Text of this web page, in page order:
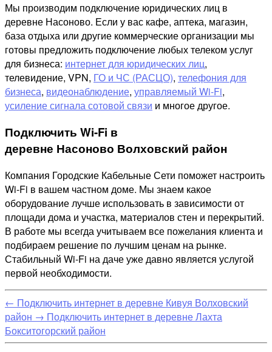
Мы производим подключение юридических лиц в
деревне Насоново. Если у вас кафе, аптека, магазин,
база отдыха или другие коммерческие организации мы
готовы предложить подключение любых телеком услуг
для бизнеса: интернет для юридических лиц,
телевидение, VPN, ГО и ЧС (РАСЦО), телефония для
бизнеса, видеонаблюдение, управляемый Wi-Fi,
усиление сигнала сотовой связи и многое другое.
Подключить Wi-Fi в
деревне Насоново Волховский район
Компания Городские Кабельные Сети поможет настроить
Wi-Fi в вашем частном доме. Мы знаем какое
оборудование лучше использовать в зависимости от
площади дома и участка, материалов стен и перекрытий.
В работе мы всегда учитываем все пожелания клиента и
подбираем решение по лучшим ценам на рынке.
Стабильный Wi-Fi на даче уже давно является услугой
первой необходимости.
← Подключить интернет в деревне Кивуя Волховский
район → Подключить интернет в деревне Лахта
Бокситогорский район